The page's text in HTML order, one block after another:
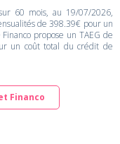
60 mois, au 19/07/2026,
de 398.39€ pour un
propose un TAEG de
un coût total du crédit de
Financo